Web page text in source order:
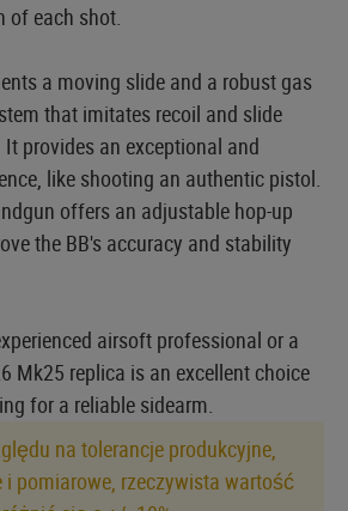
of each shot.
a moving slide and a robust gas
that imitates recoil and slide
provides an exceptional and
like shooting an authentic pistol.
offers an adjustable hop-up
the BB's accuracy and stability
airsoft professional or a
Mk25 replica is an excellent choice
for a reliable sidearm.
na tolerancje produkcyjne,
i pomiarowe, rzeczywista wartość